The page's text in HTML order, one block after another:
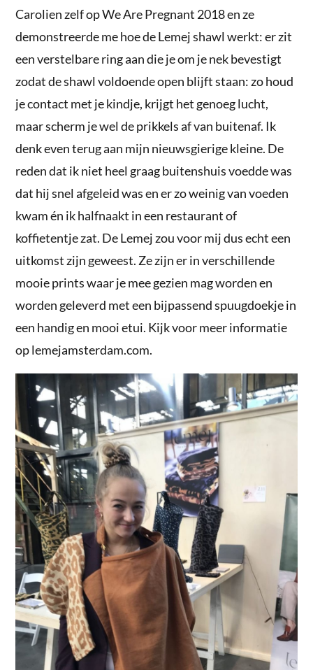
Carolien zelf op We Are Pregnant 2018 en ze
demonstreerde me hoe de Lemej shawl werkt: er zit
een verstelbare ring aan die je om je nek bevestigt
zodat de shawl voldoende open blijft staan: zo houd
je contact met je kindje, krijgt het genoeg lucht,
maar scherm je wel de prikkels af van buitenaf. Ik
denk even terug aan mijn nieuwsgierige kleine. De
reden dat ik niet heel graag buitenshuis voedde was
dat hij snel afgeleid was en er zo weinig van voeden
kwam én ik halfnaakt in een restaurant of
koffietentje zat. De Lemej zou voor mij dus echt een
uitkomst zijn geweest. Ze zijn er in verschillende
mooie prints waar je mee gezien mag worden en
worden geleverd met een bijpassend spuugdoekje in
een handig en mooi etui. Kijk voor meer informatie
op lemejamsterdam.com.